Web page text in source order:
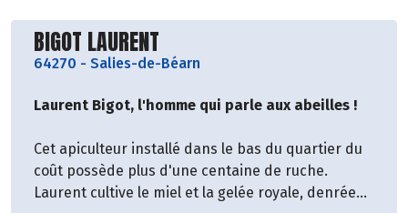
Retrouvez ces produits dans notre rayon
traiteur !
Découvrir le producteur
BIGOT LAURENT
64270 - Salies-de-Béarn
Laurent Bigot, l'homme qui parle aux abeilles !
Cet apiculteur installé dans le bas du quartier du
coût possède plus d'une centaine de ruche.
Laurent cultive le miel et la gelée royale, denrée